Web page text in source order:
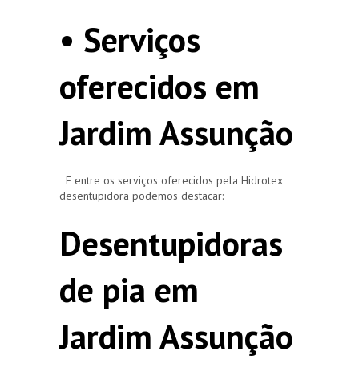
• Serviços
oferecidos em
Jardim Assunção
E entre os serviços oferecidos pela Hidrotex
desentupidora podemos destacar:
Desentupidoras
de pia em
Jardim Assunção